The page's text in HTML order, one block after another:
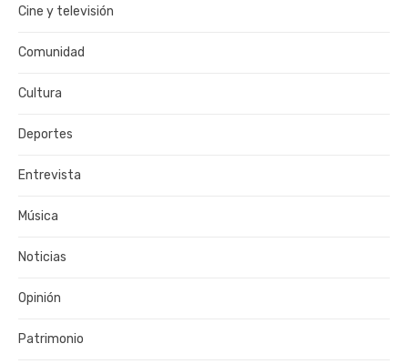
Cine y televisión
Comunidad
Cultura
Deportes
Entrevista
Música
Noticias
Opinión
Patrimonio